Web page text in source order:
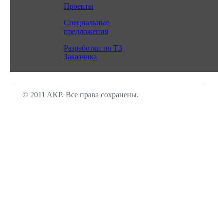
Проекты
Специальные
предложения
Разработки по ТЗ
Заказчика
© 2011 AKP. Все права сохранены.